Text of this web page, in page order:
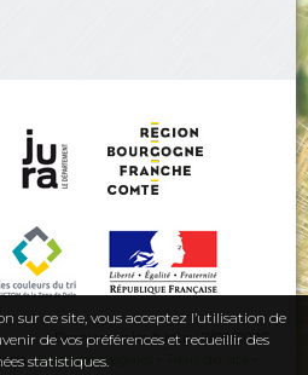
Dernière mise à jour : 7/08/2026
-Mentions légales
sur ce site, vous acceptez l’utilisation de
de vos préférences et recueillir des
statistiques.